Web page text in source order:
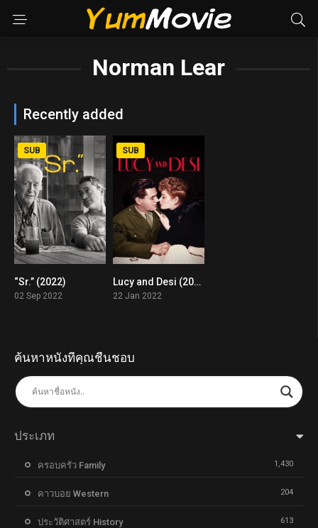
Norman Lear
Recently added
SUB
“Sr.” (2022)
02 Sep 2022
7.8
SUB
Lucy and Desi (2022)
22 Jan 2022
ค้นหาหนังที่คุณชื่นชอบ
ประเภท
ครอบครัว Family 1,430
คาวบอย Western 204
ประวัติศาสตร์ History 613